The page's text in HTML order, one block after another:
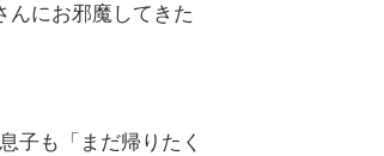
んにお邪魔してきた
子も「まだ帰りたく